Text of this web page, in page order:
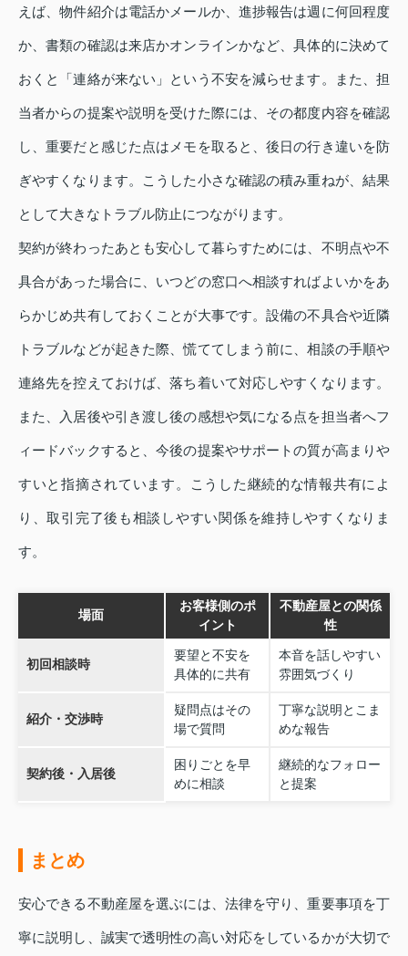
えば、物件紹介は電話かメールか、進捗報告は週に何回程度
か、書類の確認は来店かオンラインかなど、具体的に決めて
おくと「連絡が来ない」という不安を減らせます。また、担
当者からの提案や説明を受けた際には、その都度内容を確認
し、重要だと感じた点はメモを取ると、後日の行き違いを防
ぎやすくなります。こうした小さな確認の積み重ねが、結果
として大きなトラブル防止につながります。
契約が終わったあとも安心して暮らすためには、不明点や不
具合があった場合に、いつどの窓口へ相談すればよいかをあ
らかじめ共有しておくことが大事です。設備の不具合や近隣
トラブルなどが起きた際、慌ててしまう前に、相談の手順や
連絡先を控えておけば、落ち着いて対応しやすくなります。
また、入居後や引き渡し後の感想や気になる点を担当者へフ
ィードバックすると、今後の提案やサポートの質が高まりや
すいと指摘されています。こうした継続的な情報共有によ
り、取引完了後も相談しやすい関係を維持しやすくなりま
す。
場面
お客様側のポ
イント
不動産屋との関係
性
初回相談時
要望と不安を
具体的に共有
本音を話しやすい
雰囲気づくり
紹介・交渉時
疑問点はその
場で質問
丁寧な説明とこま
めな報告
契約後・入居後
困りごとを早
めに相談
継続的なフォロー
と提案
まとめ
安心できる不動産屋を選ぶには、法律を守り、重要事項を丁
寧に説明し、誠実で透明性の高い対応をしているかが大切で